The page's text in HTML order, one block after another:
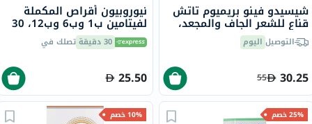
شيسيدو فينو بريميوم تاتش
قناع للشعر الجاف والمجعد،
230 جرامالتوصيل اليوم
30.25
55
نيوروبيون أقراص المكملة
لفيتامين ب1 وب6 وب12، 30
قرص 30 دقيقة تصلك في
25.50
25% خصم 10% خصم